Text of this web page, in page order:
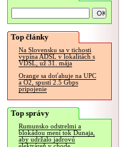
Top články
Na Slovensku sa v tichosti
vypína ADSL v lokalitách s
VDSL, už 31. mája
Orange sa doťahuje na UPC
a O2, spustí 2.5 Gbps
pripojenie
Top správy
Rumunsko odstrelmi a
blokádou mení tok Dunaja,
aby udržalo jadrovú